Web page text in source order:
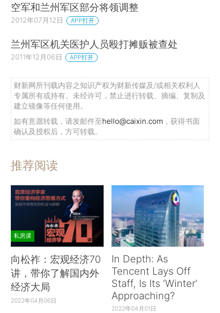
空军和兰州军区部分将领调整
2012年07月12日 APP打开
兰州军区机关医护人员殴打摊贩被查处
2011年12月06日 APP打开
财新网所刊载内容之知识产权为财新传媒及/或相关权利人
专属所有或持有。未经许可，禁止进行转载、摘编、复制及
建立镜像等任何使用。
如有意愿转载，请发邮件至hello@caixin.com ，获得书面
确认及授权后，方可转载。
推荐阅读
私房课
向松祚：宏观经济70
讲，带你了解国内外
经济大局
2022年04月06日
In Depth: As
Tencent Lays Off
Staff, Is Its ‘Winter’
Approaching?
2022年04月01日